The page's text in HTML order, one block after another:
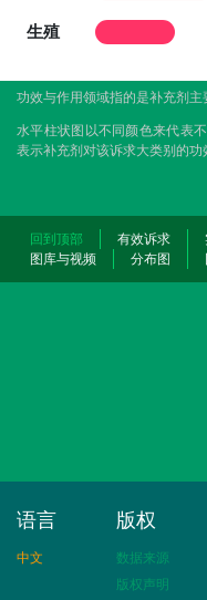
生殖
功效与作用领域指的是补充剂主
水平柱状图以不同颜色来代表
表示补充剂对该诉求大类别的功
回到顶部 有效诉求
图库与视频
分布图
语言
中文
版权
数据来源
版权声明